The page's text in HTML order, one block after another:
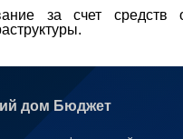
за счет средств
дом Бюджет